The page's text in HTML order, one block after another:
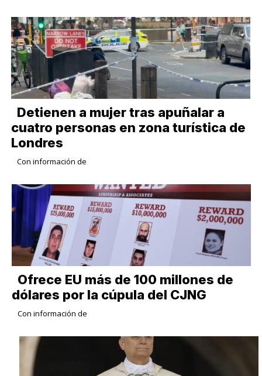
Detienen a mujer tras apuñalar a
cuatro personas en zona turística de
Londres
Con información de
Ofrece EU más de 100 millones de
dólares por la cúpula del CJNG
Con información de